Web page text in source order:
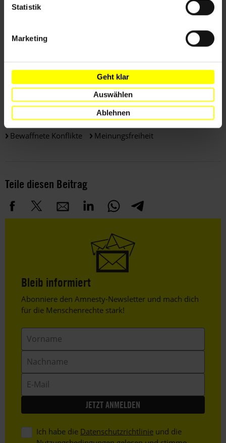
Statistik
Marketing
Geht klar
Auswählen
Ablehnen
Länder
Syrien
Themen
Bewaffnete Konflikte Meinungsfreiheit
Teile diesen Beitrag
Bleib informiert
Header
Text
Abonniere den Amnesty-Newsletter und mach dich
für die Menschenrechte stark!
Mail
Ich habe die Datenschutzrichtlinie und die